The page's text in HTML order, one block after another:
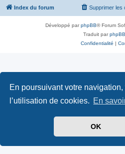
En poursuivant votre
l’utilisation de cookies. En
OK
Index du forum Supprimer les
Développé parphpBB® Forum
Traduit par
Confidentialité |